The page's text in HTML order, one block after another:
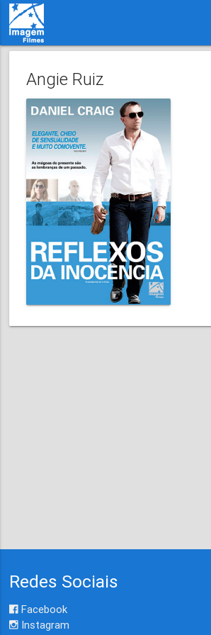
Angie Ruiz
Redes Sociais
Facebook
Instagram